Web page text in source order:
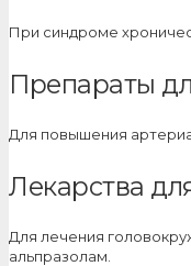
При синдроме
Препараты
Для повышения
Лекарства
Для лечения
альпразолам.